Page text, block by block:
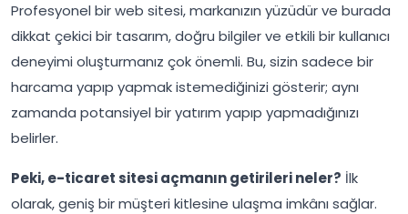
Profesyonel bir web sitesi, markanızın yüzüdür ve burada
dikkat çekici bir tasarım, doğru bilgiler ve etkili bir kullanıcı
deneyimi oluşturmanız çok önemli. Bu, sizin sadece bir
harcama yapıp yapmak istemediğinizi gösterir; aynı
zamanda potansiyel bir yatırım yapıp yapmadığınızı
belirler.
Peki, e-ticaret sitesi açmanın getirileri neler? İlk
olarak, geniş bir müşteri kitlesine ulaşma imkânı sağlar.